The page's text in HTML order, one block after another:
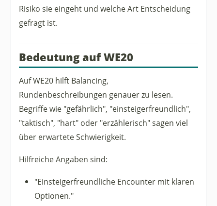
Risiko sie eingeht und welche Art Entscheidung
gefragt ist.
Bedeutung auf WE20
Auf WE20 hilft Balancing,
Rundenbeschreibungen genauer zu lesen.
Begriffe wie "gefährlich", "einsteigerfreundlich",
"taktisch", "hart" oder "erzählerisch" sagen viel
über erwartete Schwierigkeit.
Hilfreiche Angaben sind:
"Einsteigerfreundliche Encounter mit klaren
Optionen."